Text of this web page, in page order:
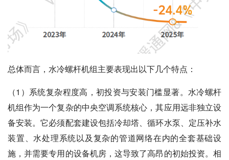
总体而言，水冷螺杆机组主要表现出以下几个特点：
（1）系统复杂程度高，初投资与安装门槛显著。水冷螺杆
机组作为一个复杂的中央空调系统核心，其应用远非独立设
备安装。它必须配套建设包括冷却塔、循环水泵、定压补水
装置、水处理系统以及复杂的管道网络在内的全套基础设
施，并需要专用的设备机房，这导致了高昂的初始投资。相